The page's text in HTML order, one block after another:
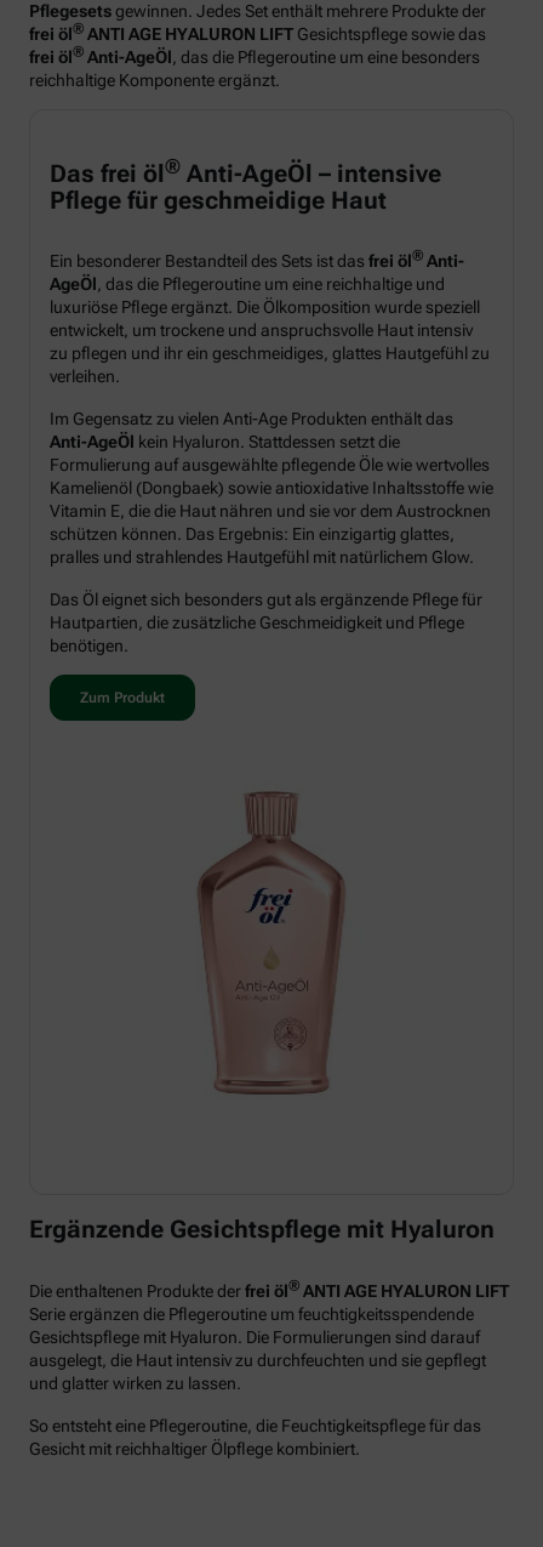
Pflegesetsgewinnen. Jedes Set enthält mehrere Produkte der
frei öl® ANTI AGE HYALURON LIFT Gesichtspflege sowie das
frei öl® Anti-AgeÖl , das die Pflegeroutine um eine besonders
reichhaltige Komponente ergänzt.
Das frei öl® Anti-AgeÖl – intensive
Pflege für geschmeidige Haut
Ein besonderer Bestandteil des Sets ist das frei öl® Anti-
AgeÖl, das die Pflegeroutine um eine reichhaltige und
luxuriöse Pflege ergänzt. Die Ölkomposition wurde speziell
entwickelt, um trockene und anspruchsvolle Haut intensiv
zu pflegen und ihr ein geschmeidiges, glattes Hautgefühl zu
verleihen.
Im Gegensatz zu vielen Anti-Age Produkten enthält das
Anti-AgeÖl kein Hyaluron. Stattdessen setzt die
Formulierung auf ausgewählte pflegende Öle wie wertvolles
Kamelienöl (Dongbaek) sowie antioxidative Inhaltsstoffe wie
Vitamin E, die die Haut nähren und sie vor dem Austrocknen
schützen können. Das Ergebnis: Ein einzigartig glattes,
pralles und strahlendes Hautgefühl mit natürlichem Glow.
Das Öl eignet sich besonders gut als ergänzende Pflege für
Hautpartien, die zusätzliche Geschmeidigkeit und Pflege
benötigen.
Zum Produkt
Ergänzende Gesichtspflege mit Hyaluron
Die enthaltenen Produkte derfrei öl® ANTI AGE HYALURON LIFT
Serie ergänzen die Pflegeroutine um feuchtigkeitsspendende
Gesichtspflege mit Hyaluron. Die Formulierungen sind darauf
ausgelegt, die Haut intensiv zu durchfeuchten und sie gepflegt
und glatter wirken zu lassen.
So entsteht eine Pflegeroutine, die Feuchtigkeitspflege für das
Gesicht mit reichhaltiger Ölpflege kombiniert.